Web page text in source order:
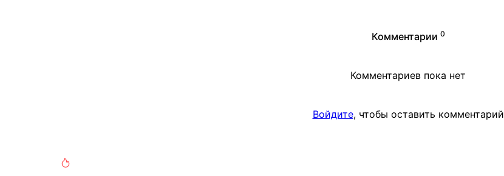
Комментарии 0
Комментариев пока нет
Войдите, чтобы оставить комментарий